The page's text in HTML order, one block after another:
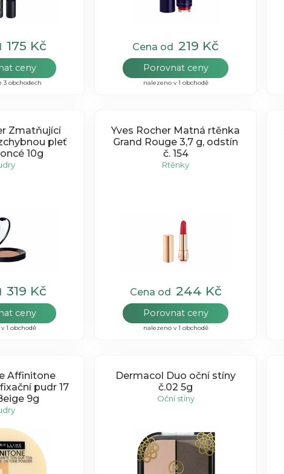
175 Kč
ceny
3 obchodech
Cena od 219 Kč
Porovnat ceny
nalezeno v 1 obchodě
Zmatňující
pleť
10g
319 Kč
ceny
1 obchodě
Yves Rocher Matná rtěnka
Grand Rouge 3,7 g, odstín
č. 154
Rtěnky
Cena od 244 Kč
Porovnat ceny
nalezeno v 1 obchodě
Affinitone
pudr 17
9g
Dermacol Duo oční stíny
č.02 5g
Oční stíny